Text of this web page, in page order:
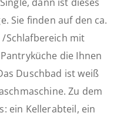
Sie finden auf den ca.
/Schlafbereich mit
die Ihnen
Duschbad ist weiß
Zu dem
ein Kellerabteil, ein